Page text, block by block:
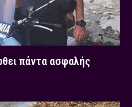
πάντα ασφαλής